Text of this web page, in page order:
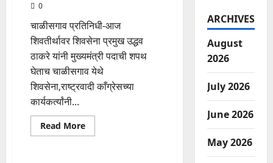
0
चाळीसगाव प्रतिनिधी-आज
शिवतीर्थावर शिवसेना प्रमुख उद्धव
ठाकरे यांनी मुख्यमंत्री पदाची शपथ
घेताच चाळीसगाव येथे
शिवसेना,राष्ट्रवादी काँग्रेसच्या
कार्यकर्त्यांनी...
Read MoreRead
more
Adhikar Aamcha
ARCHIVES
August
2026
July 2026
June 2026
May 2026